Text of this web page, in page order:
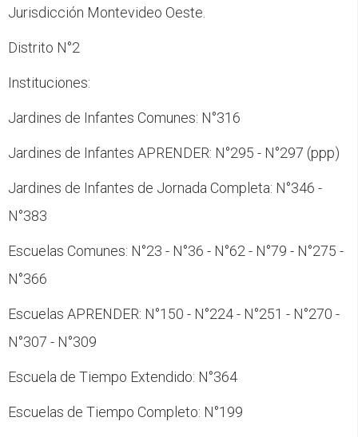
Jurisdicción Montevideo Oeste.
Distrito N°2
Instituciones:
Jardines de Infantes Comunes: N°316
Jardines de Infantes APRENDER: N°295 - N°297 (ppp)
Jardines de Infantes de Jornada Completa: N°346 -
N°383
Escuelas Comunes: N°23 - N°36 - N°62 - N°79 - N°275 -
N°366
Escuelas APRENDER: N°150 - N°224 - N°251 - N°270 -
N°307 - N°309
Escuela de Tiempo Extendido: N°364
Escuelas de Tiempo Completo: N°199